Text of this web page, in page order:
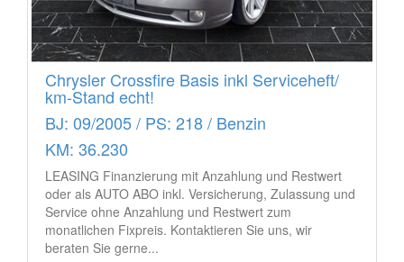
Chrysler Crossfire Basis inkl Serviceheft/
km-Stand echt!
BJ: 09/2005 / PS: 218 / Benzin
KM: 36.230
LEASING Finanzierung mit Anzahlung und Restwert
oder als AUTO ABO inkl. Versicherung, Zulassung und
Service ohne Anzahlung und Restwert zum
monatlichen Fixpreis. Kontaktieren Sie uns, wir
beraten Sie gerne...